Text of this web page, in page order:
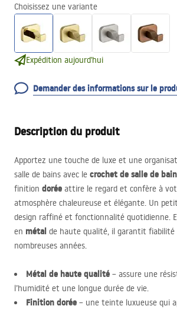
Choisissez une variante
Expédition aujourd'hui
Demander des informations sur le
Description du produit
Apportez une touche de luxe et une
salle de bains avec le crochet de salle de
finition dorée attire le regard et confère à
atmosphère chaleureuse et élégante. Un
design raffiné et fonctionnalité quotidienne.
en métal de haute qualité, il garantit
nombreuses années.
Métal de haute qualité – assure une
l’humidité et une longue durée de vie.
Finition dorée – une teinte luxueuse qui